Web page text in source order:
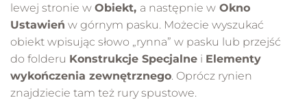
lewej stronie w Obiekt, a następnie w Okno
Ustawień w górnym pasku. Możecie wyszukać
obiekt wpisując słowo „rynna” w pasku lub przejść
do folderu Konstrukcje Specjalne i Elementy
wykończenia zewnętrznego. Oprócz rynien
znajdziecie tam też rury spustowe.